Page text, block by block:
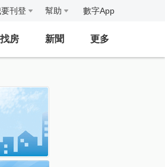
刊登 幫助 數字App
房 新聞 更多